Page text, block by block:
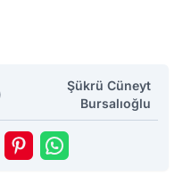
Şükrü Cüneyt
Bursalıoğlu